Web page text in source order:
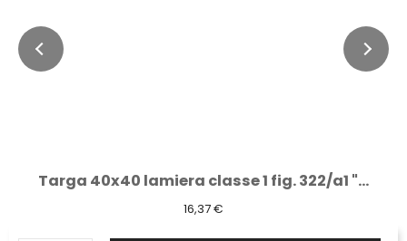
Targa 40x40 lamiera classe 1 fig. 322/a1 "...
16,37 €